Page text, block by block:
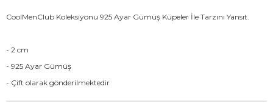
CoolMenClub Koleksiyonu 925 Ayar Gümüş Küpeler İle Tarzını Yansıt.
- 2 cm
- 925 Ayar Gümüş
- Çift olarak gönderilmektedir